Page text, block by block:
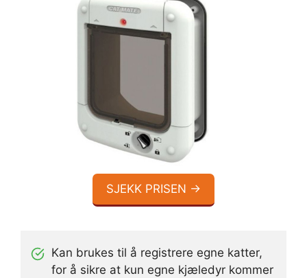
SJEKK PRISEN →
Kan brukes til å registrere egne katter,
for å sikre at kun egne kjæledyr kommer